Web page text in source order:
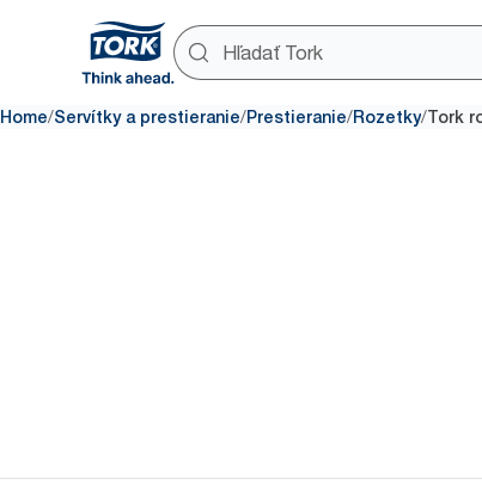
Home/Servítky a prestieranie/Prestieranie/Rozetky/Tork